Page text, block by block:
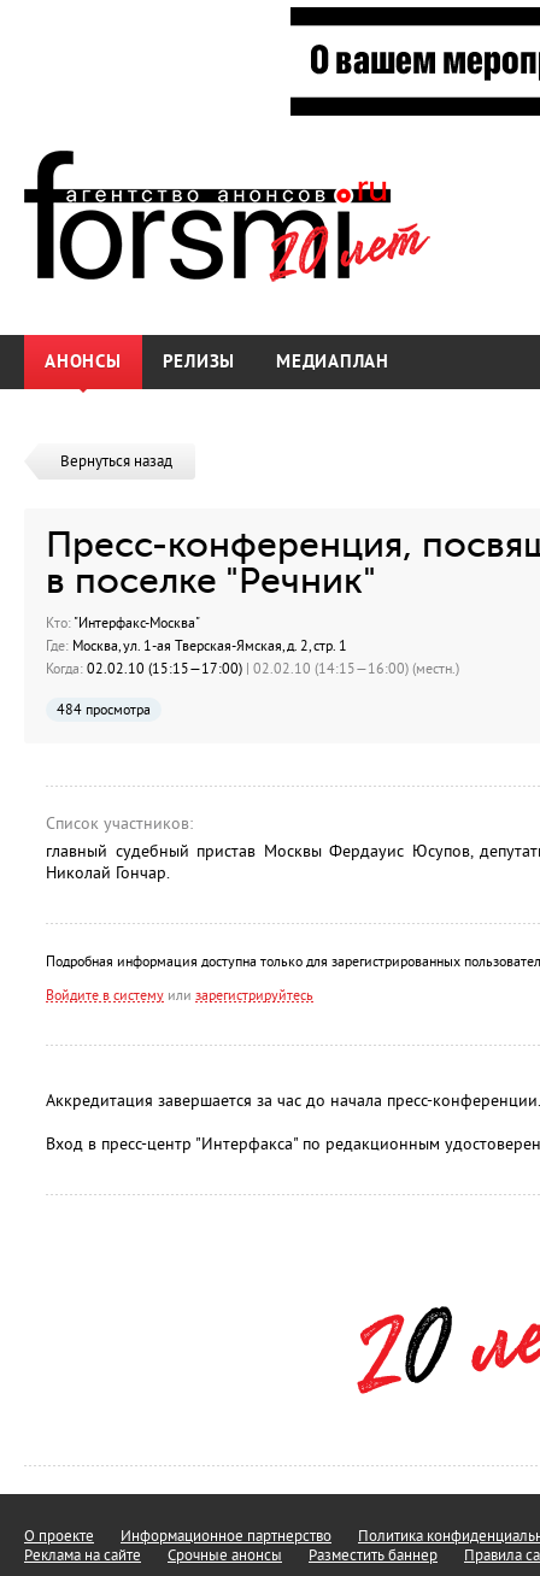
АНОНСЫ РЕЛИЗЫ МЕДИАПЛАН
Вернуться назад
Пресс-конференция,
в поселке "Речник"
Кто: "Интерфакс-Москва"
Где: Москва, ул. 1-ая Тверская-Ямская, д. 2, стр. 1
Когда: 02.02.10 (15:15—17:00) | 02.02.10 (14:15—16:00) (местн.)
484 просмотра
Список участников:
главный судебный пристав Москвы Фердауис Юсупов,
Николай Гончар.
Подробная информация доступна только для зарегистрированных
Войдите в систему или зарегистрируйтесь
Аккредитация завершается за час до начала пресс-конференции.
Вход в пресс-центр "Интерфакса" по редакционным
О проекте Информационное партнерство
Политика
Реклама на сайте
Срочные анонсы Разместить баннер Правила